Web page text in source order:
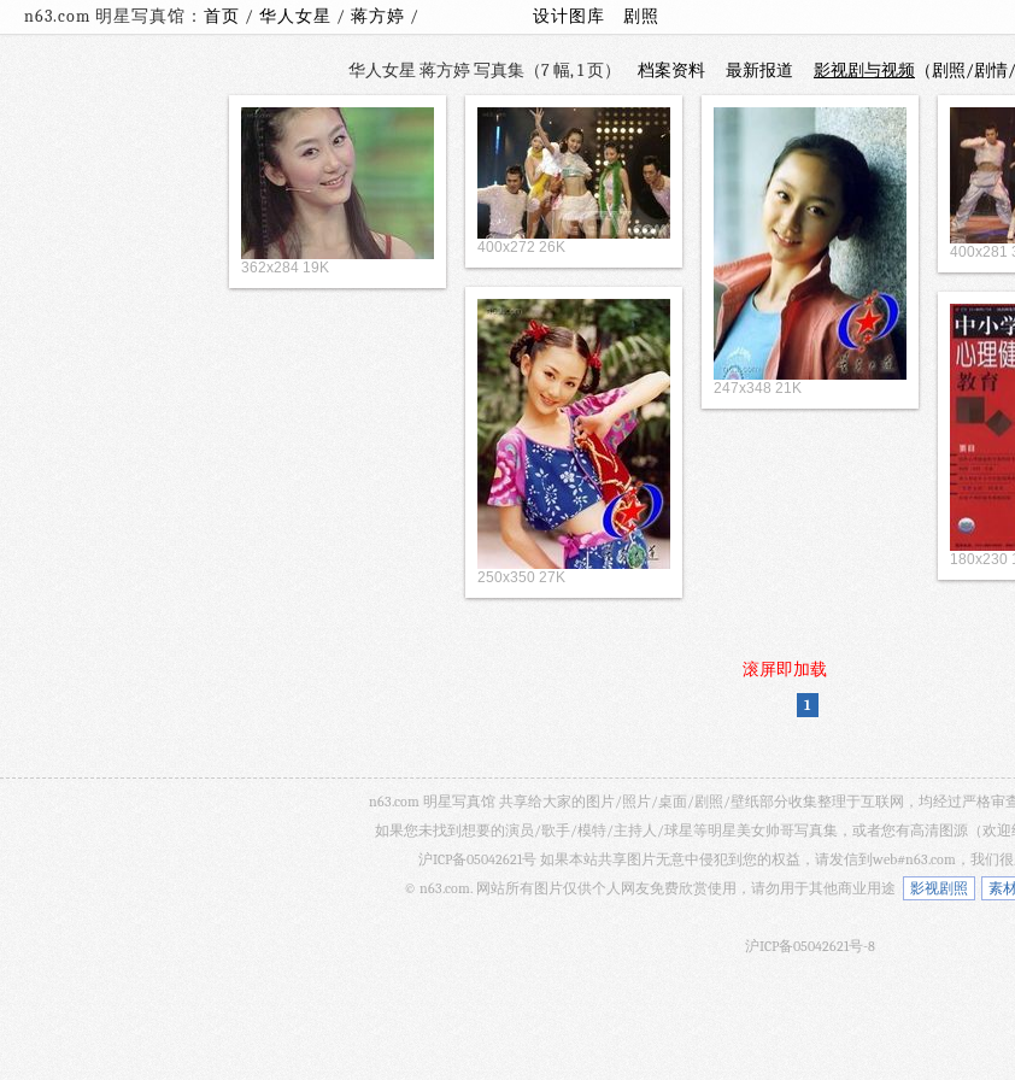
n63.com 明星写真馆： 首页 / 华人女星 / 蒋方婷 / 设计图库 剧照
华人女星 蒋方婷 写真集（7 幅, 1 页） 档案资料 最新报道 影视剧与视频 （剧照/剧情
362x284 19K
400x272 26K
247x348 21K
400x281
250x350 27K
180x230
滚屏即加载
1
n63.com 明星写真馆 共享给大家的图片/照片/桌面/剧照/壁纸部分收集整理于互联网，均经过严格审
如果您未找到想要的演员/歌手/模特/主持人/球星等明星美女帅哥写真集，或者您有高清图源（欢
沪ICP备05042621号 如果本站共享图片无意中侵犯到您的权益，请发信到web#n63.com，我们
© n63.com. 网站所有图片仅供个人网友免费欣赏使用，请勿用于其他商业用途
影视剧照 素
沪ICP备05042621号-8